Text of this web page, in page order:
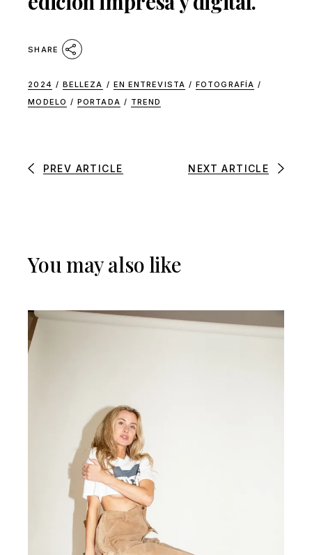
SHARE
2024 / BELLEZA / EN ENTREVISTA / FOTOGRAFÍA /
MODELO / PORTADA / TREND
PREV ARTICLE NEXT ARTICLE
You may also like